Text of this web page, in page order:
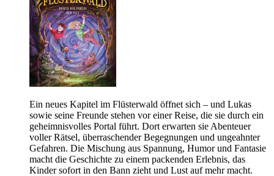
Ein neues Kapitel im Flüsterwald öffnet sich – und Lukas
sowie seine Freunde stehen vor einer Reise, die sie durch ein
geheimnisvolles Portal führt. Dort erwarten sie Abenteuer
voller Rätsel, überraschender Begegnungen und ungeahnter
Gefahren. Die Mischung aus Spannung, Humor und Fantasie
macht die Geschichte zu einem packenden Erlebnis, das
Kinder sofort in den Bann zieht und Lust auf mehr macht.